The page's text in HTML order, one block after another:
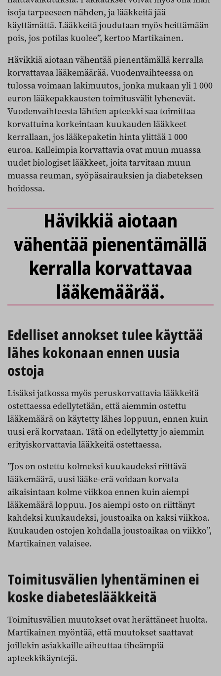
isoja tarpeeseen nähden, ja lääkkeitä jää
käyttämättä. Lääkkeitä joudutaan myös heittämään
pois, jos potilas kuolee”, kertoo Martikainen.
Hävikkiä aiotaan vähentää pienentämällä kerralla
korvattavaa lääkemäärää. Vuodenvaihteessa on
tulossa voimaan lakimuutos, jonka mukaan yli 1 000
euron lääkepakkausten toimitusvälit lyhenevät.
Vuodenvaihteesta lähtien apteekki saa toimittaa
korvattuina korkeintaan kuukauden lääkkeet
kerrallaan, jos lääkepaketin hinta ylittää 1 000
euroa. Kalleimpia korvattavia ovat muun muassa
uudet biologiset lääkkeet, joita tarvitaan muun
muassa reuman, syöpäsairauksien ja diabeteksen
hoidossa.
Hävikkiä aiotaan
vähentää pienentämällä
kerralla korvattavaa
lääkemäärää.
Edelliset annokset tulee käyttää
lähes kokonaan ennen uusia
ostoja
Lisäksi jatkossa myös peruskorvattavia lääkkeitä
ostettaessa edellytetään, että aiemmin ostettu
lääkemäärä on käytetty lähes loppuun, ennen kuin
uusi erä korvataan. Tätä on edellytetty jo aiemmin
erityiskorvattavia lääkkeitä ostettaessa.
”Jos on ostettu kolmeksi kuukaudeksi riittävä
lääkemäärä, uusi lääke-erä voidaan korvata
aikaisintaan kolme viikkoa ennen kuin aiempi
lääkemäärä loppuu. Jos aiempi osto on riittänyt
kahdeksi kuukaudeksi, joustoaika on kaksi viikkoa.
Kuukauden ostojen kohdalla joustoaikaa on viikko”,
Martikainen valaisee.
Toimitusvälien lyhentäminen ei
koske diabeteslääkkeitä
Toimitusvälien muutokset ovat herättäneet huolta.
Martikainen myöntää, että muutokset saattavat
joillekin asiakkaille aiheuttaa tiheämpiä
apteekkikäyntejä.